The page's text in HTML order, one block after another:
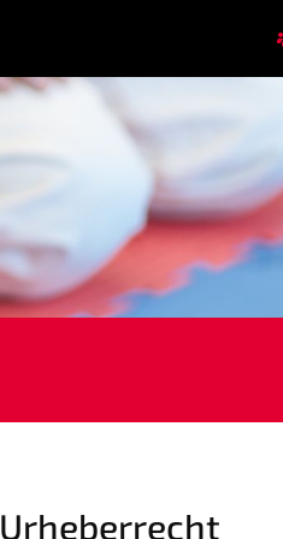
Urheberrecht
GARDE
GALERIEN